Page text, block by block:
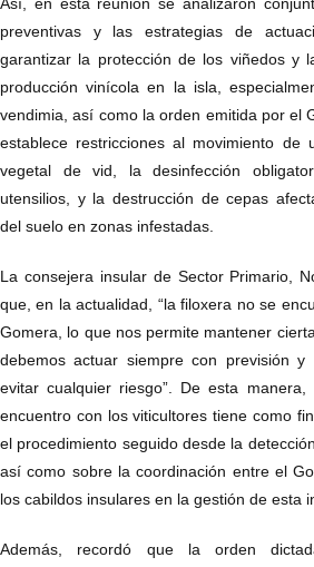
Así, en esta reunión se analizaron
preventivas y las estrategias de
garantizar la protección de los viñedos y
producción vinícola en la isla,
vendimia, así como la orden emitida por el
establece restricciones al movimiento de
vegetal de vid, la desinfección
utensilios, y la destrucción de cepas
del suelo en zonas infestadas.
La consejera insular de Sector Primario,
que, en la actualidad, “la filoxera no se
Gomera, lo que nos permite mantener
debemos actuar siempre con previsión y
evitar cualquier riesgo”. De esta manera,
encuentro con los viticultores tiene como
el procedimiento seguido desde la
así como sobre la coordinación entre el
los cabildos insulares en la gestión de esta
Además, recordó que la orden